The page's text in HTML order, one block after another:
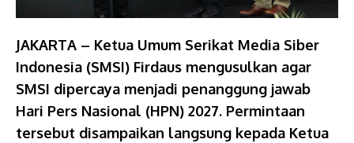
JAKARTA – Ketua Umum Serikat Media Siber
Indonesia (SMSI) Firdaus mengusulkan agar
SMSI dipercaya menjadi penanggung jawab
Hari Pers Nasional (HPN) 2027. Permintaan
tersebut disampaikan langsung kepada Ketua